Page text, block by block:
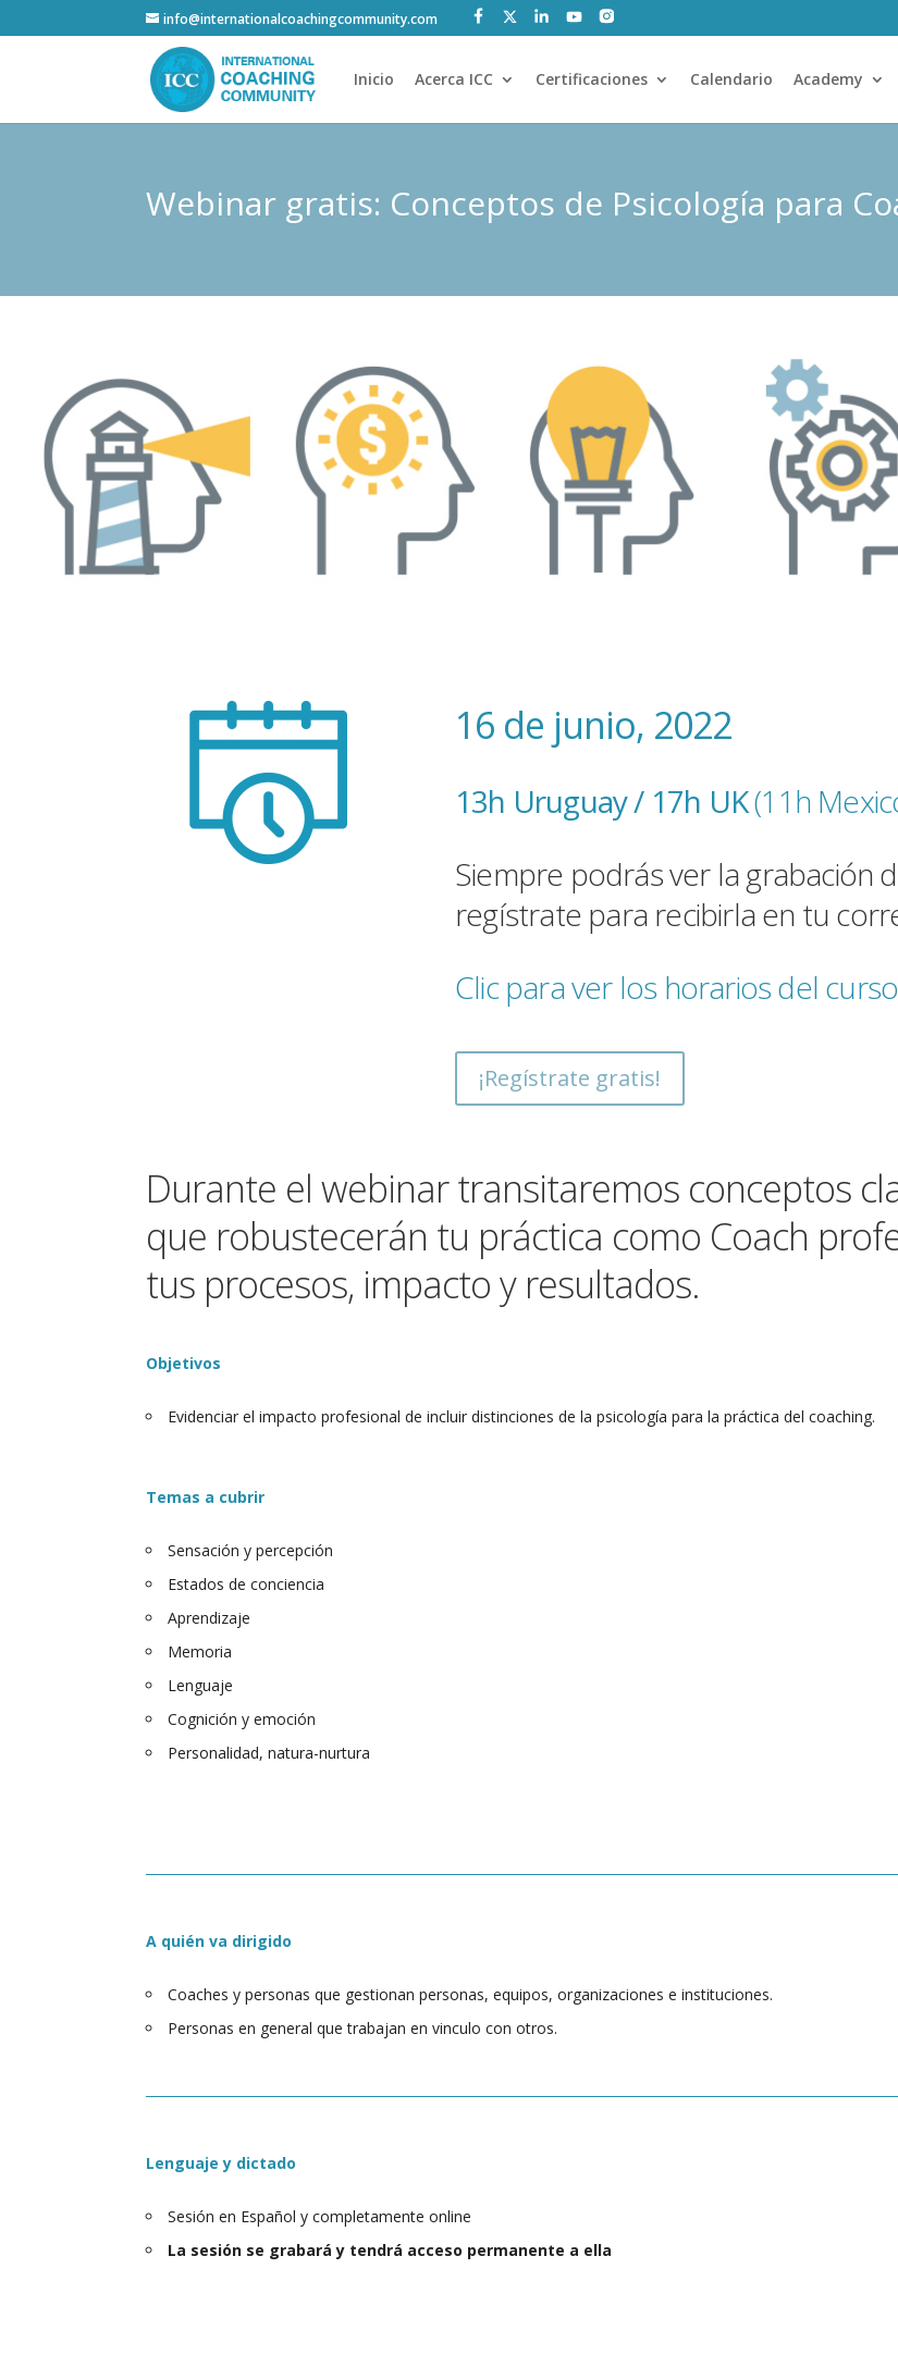
info@internationalcoachingcommunity.com
Inicio Acerca ICC Certificaciones Calendario Academy
Webinar gratis: Conceptos de Psicología para
16 de junio, 2022
13h Uruguay / 17h UK(11h
Siempre podrás ver la grabación
regístrate para recibirla en tu
Clic para ver los horarios del
¡Regístrate gratis!
Durante el webinar transitaremos conceptos
que robustecerán tu práctica como Coach
tus procesos, impacto y resultados.
Objetivos
Evidenciar el impacto profesional de incluir distinciones de la psicología para la práctica del coaching.
Temas a cubrir
Sensación y percepción
Estados de conciencia
Aprendizaje
Memoria
Lenguaje
Cognición y emoción
Personalidad, natura-nurtura
A quién va dirigido
Coaches y personas que gestionan personas, equipos, organizaciones e instituciones.
Personas en general que trabajan en vinculo con otros.
Lenguaje y dictado
Sesión en Español y completamente online
La sesión se grabará y tendrá acceso permanente a ella